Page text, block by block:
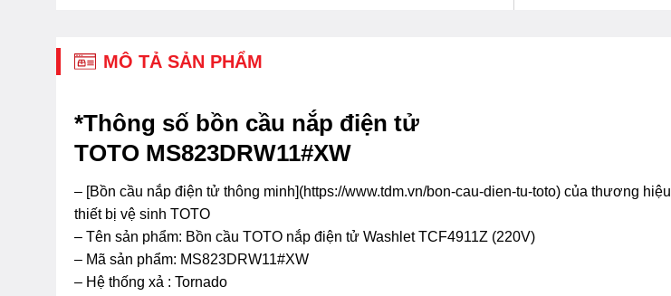
MÔ TẢ SẢN PHẨM
*Thông số bồn cầu nắp điện tử
TOTO MS823DRW11#XW
– [Bồn cầu nắp điện tử thông minh](https://www.tdm.vn/bon-cau-dien-tu-toto) của thương hiệu
thiết bị vệ sinh TOTO
– Tên sản phẩm: Bồn cầu TOTO nắp điện tử Washlet TCF4911Z (220V)
– Mã sản phẩm: MS823DRW11#XW
– Hệ thống xả : Tornado